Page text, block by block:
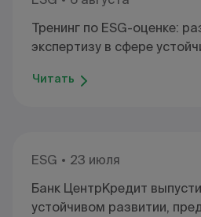
Тренинг по ESG-оценке:
экспертизу в сфере
Читать
ESG
23 июля
Банк ЦентрКредит
устойчивом развитии,